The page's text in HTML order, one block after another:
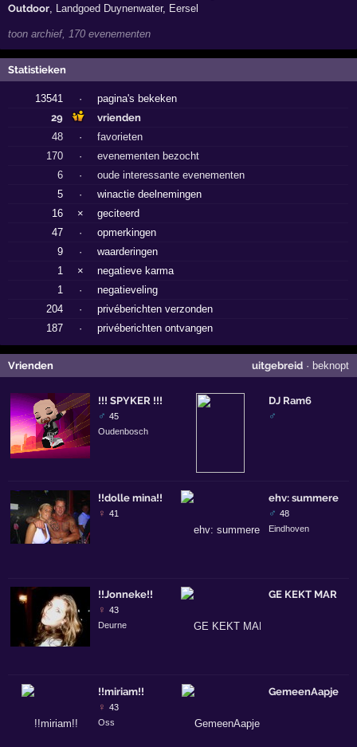
Outdoor, Landgoed Duynenwater, Eersel
toon archief, 170 evenementen
Statistieken
13541 ·
pagina's bekeken
29
vrienden
48
·
favorieten
170
·
evenementen bezocht
6
·
oude interessante evenementen
5
·
winactie deelnemingen
16
×
geciteerd
47
·
opmerkingen
9
·
waarderingen
1
×
negatieve karma
1
·
negatieveling
204
·
privéberichten verzonden
187
· privéberichten ontvangen
Vrienden uitgebreid· beknopt
!!! SPYKER !!!
♂ 45
Oudenbosch
!!dolle mina!!
♀ 41
!!Jonneke!!
♀ 43
Deurne
!!miriam!!
♀ 43
Oss
DJ Ram6
♂
ehv: summere
♂ 48
Eindhoven
GE KEKT MAR
GemeenAapje